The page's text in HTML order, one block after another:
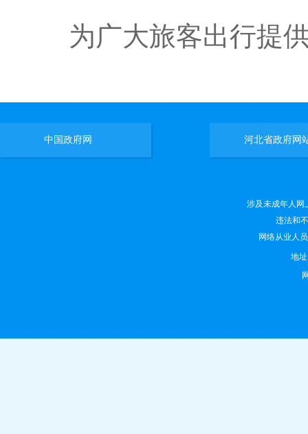
为广大旅客出行提
中国政府网 河北省政府网
涉及未成年人网
违法和
网络从业人
地